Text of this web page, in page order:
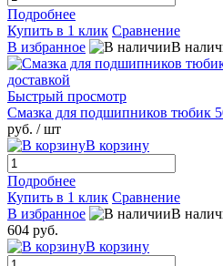
Подробнее
Купить в 1 клик Сравнение
В избранное
В
Быстрый просмотр
Смазка для подшипников тюбик
руб. / шт
В корзину
Подробнее
Купить в 1 клик Сравнение
В избранное
В
604 руб.
В корзину